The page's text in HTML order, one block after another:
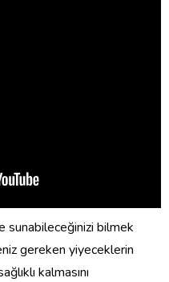
sunabileceğinizi bilmek
gereken yiyeceklerin
kalmasını